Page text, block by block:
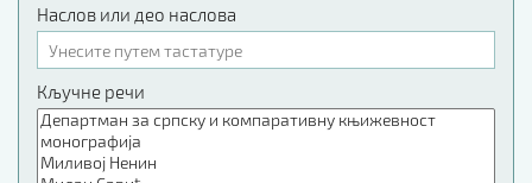
Наслов или део наслова
Кључне речи